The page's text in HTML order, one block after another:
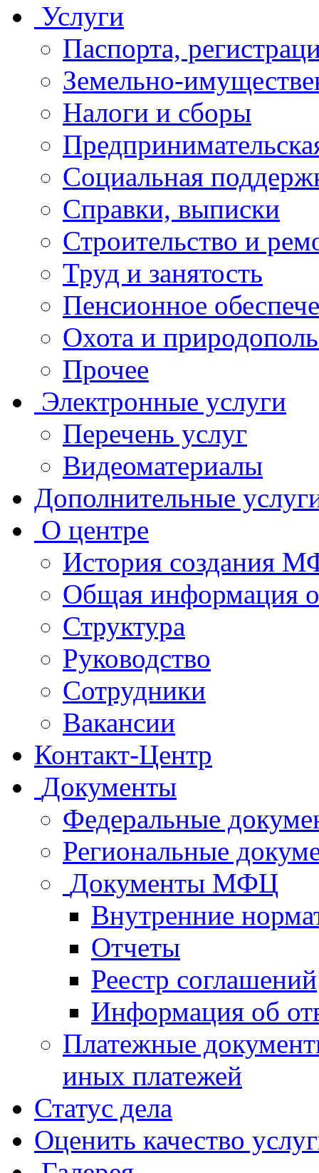
Услуги
Паспорта,
Земельно-
Налоги и сборы
Социальная
Справки, выписки
Строительство и
Труд и занятость
Пенсионное
Охота и
Прочее
Электронные услуги
Перечень услуг
Видеоматериалы
Дополнительные
О центре
История создания
Общая
Структура
Руководство
Сотрудники
Вакансии
Контакт-Центр
Документы
Федеральные
Региональные
Документы МФЦ
Внутренние
Отчеты
Реестр соглашений
Информация об
Платежные
иных платежей
Статус дела
Оценить качество